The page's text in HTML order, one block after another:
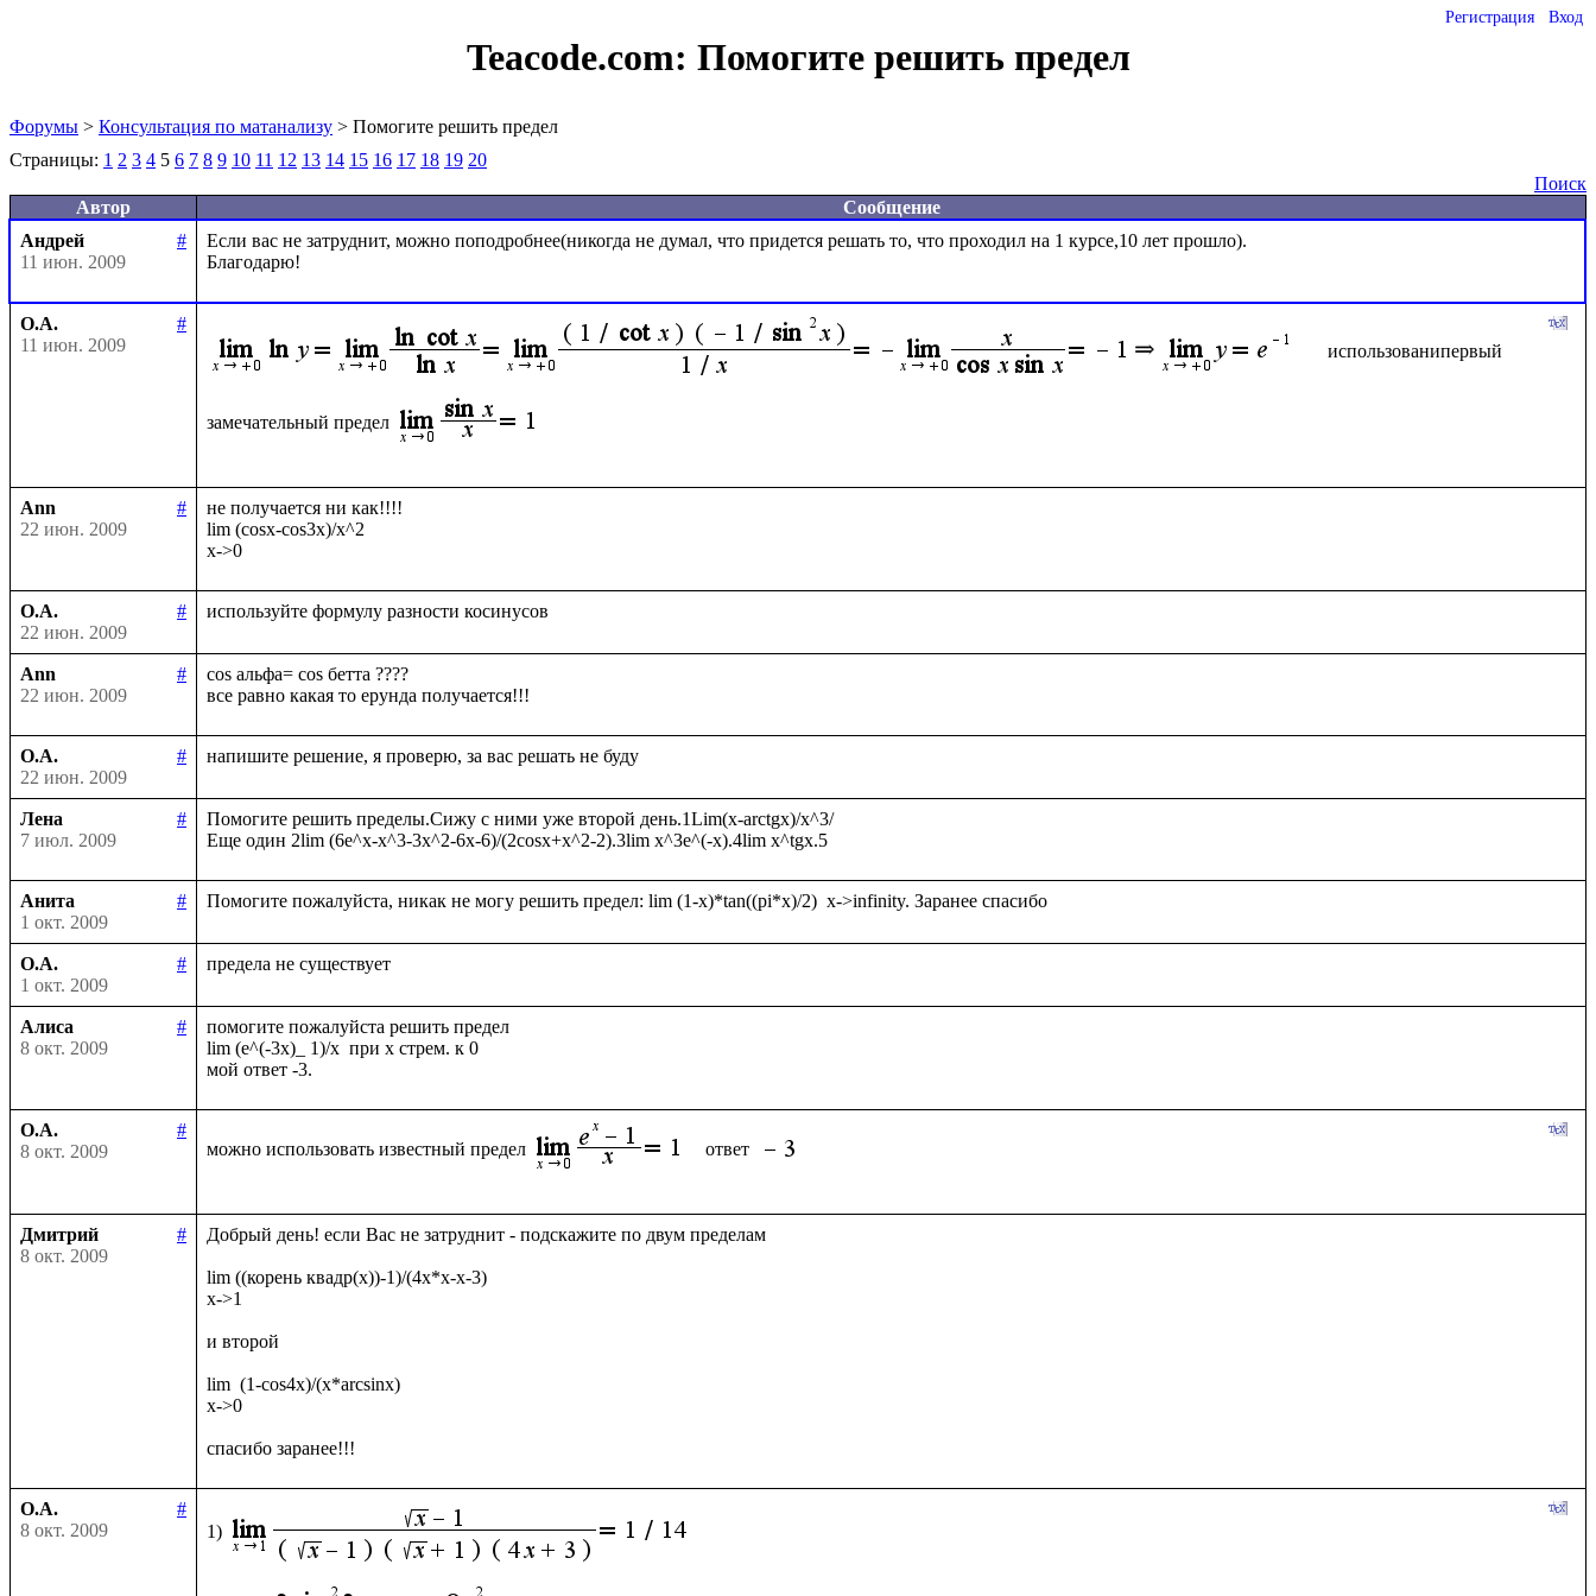
Регистрация Вход
Teacode.com: Помогите решить предел
Форумы > Консультация по матанализу > Помогите решить предел
Страницы: 1 2 3 4 5 6 7 8 9 10 11 12 13 14 15 16 17 18 19 20
Поиск
Автор
Сообщение
Андрей
#
11 июн. 2009
Если вас не затруднит, можно поподробнее(никогда не думал, что придется решать то, что проходил на 1 курсе,10 лет прошло).
О.А.
#
11 июн. 2009
использованипервый
замечательный предел
Ann
#
22 июн. 2009
не получается ни как!!!!
lim (cosx-cos3x)/x^2
О.А.
#
22 июн. 2009
Ann
#
22 июн. 2009
cos альфа= cos бетта ????
О.А.
#
22 июн. 2009
Лена
#
7 июл. 2009
Помогите решить пределы.Сижу с ними уже второй день.1Lim(x-arctgx)/x^3/
Анита
#
1 окт. 2009
О.А.
#
1 окт. 2009
Алиса
#
8 окт. 2009
помогите пожалуйста решить предел
lim (e^(-3x)_ 1)/x  при х стрем. к 0
О.А.
#
8 окт. 2009
можно использовать известный предел ответ
Дмитрий
#
8 окт. 2009
Добрый день! если Вас не затруднит - подскажите по двум пределам
lim ((корень квадр(x))-1)/(4x*x-x-3)
x->1
и второй
lim  (1-cos4x)/(x*arcsinx)
x->0
О.А.
#
8 окт. 2009
1)